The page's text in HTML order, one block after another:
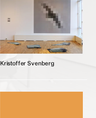
Kristoffer Svenberg